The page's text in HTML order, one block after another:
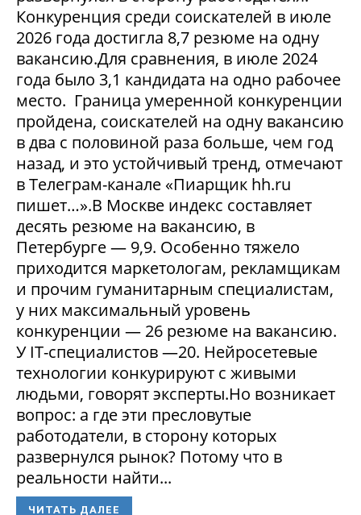
Конкуренция среди соискателей в июле
2026 года достигла 8,7 резюме на одну
вакансию.Для сравнения, в июле 2024
года было 3,1 кандидата на одно рабочее
место. Граница умеренной конкуренции
пройдена, соискателей на одну вакансию
в два с половиной раза больше, чем год
назад, и это устойчивый тренд, отмечают
в Телеграм-канале «Пиарщик hh.ru
пишет…».В Москве индекс составляет
десять резюме на вакансию, в
Петербурге — 9,9. Особенно тяжело
приходится маркетологам, рекламщикам
и прочим гуманитарным специалистам,
у них максимальный уровень
конкуренции — 26 резюме на вакансию.
У IT-специалистов —20. Нейросетевые
технологии конкурируют с живыми
людьми, говорят эксперты.Но возникает
вопрос: а где эти пресловутые
работодатели, в сторону которых
развернулся рынок? Потому что в
реальности найти...
ЧИТАТЬ ДАЛЕЕ